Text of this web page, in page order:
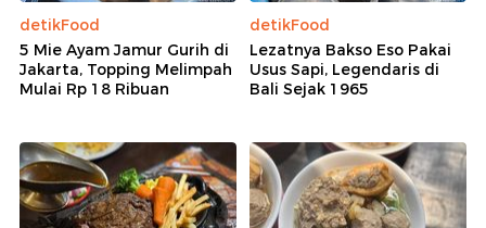
detikFood
5 Mie Ayam Jamur Gurih di
Jakarta, Topping Melimpah
Mulai Rp 18 Ribuan
detikFood
Lezatnya Bakso Eso Pakai
Usus Sapi, Legendaris di
Bali Sejak 1965